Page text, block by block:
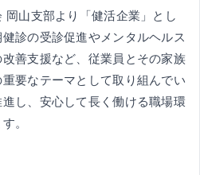
岡山支部より「健活企業」とし
診の受診促進やメンタルヘルス
善支援など、従業員とその家族
要なテーマとして取り組んでい
し、安心して長く働ける職場環
。